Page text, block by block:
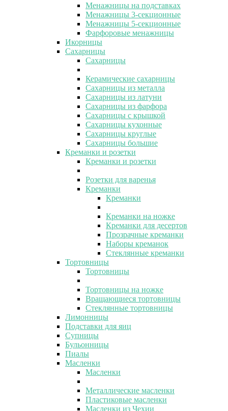
Менажницы на подставках
Менажницы 3-секционные
Менажницы 5-секционные
Фарфоровые менажницы
Икорницы
Сахарницы
Сахарницы
Керамические сахарницы
Сахарницы из металла
Сахарницы из латуни
Сахарницы из фарфора
Сахарницы с крышкой
Сахарницы кухонные
Сахарницы круглые
Сахарницы большие
Креманки и розетки
Креманки и розетки
Розетки для варенья
Креманки
Креманки
Креманки на ножке
Креманки для десертов
Прозрачные креманки
Наборы креманок
Стеклянные креманки
Тортовницы
Тортовницы
Тортовницы на ножке
Вращающиеся тортовницы
Стеклянные тортовницы
Лимонницы
Подставки для яиц
Супницы
Бульонницы
Пиалы
Масленки
Масленки
Металлические масленки
Пластиковые масленки
Масленки из Чехии